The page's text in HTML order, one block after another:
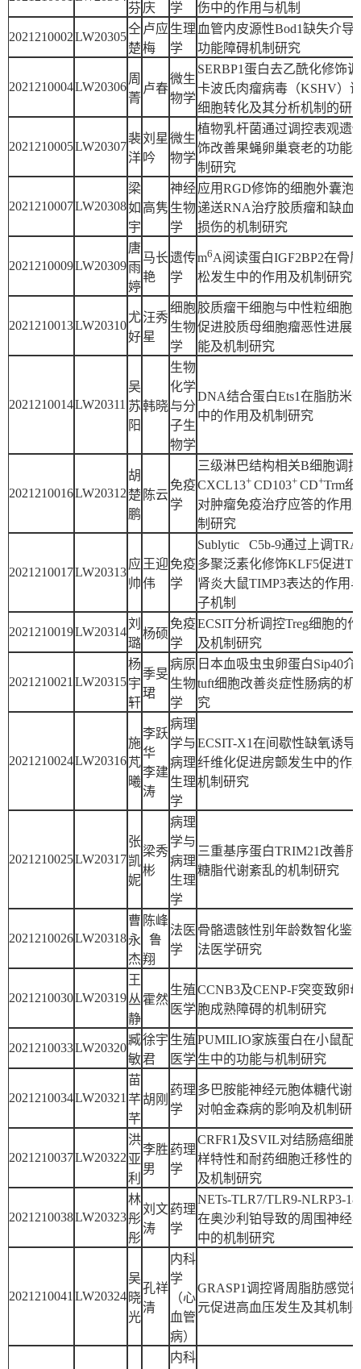
芬 庆 学 伤中的作用与机制
2021210002LW20305
仝
楚
卢应
梅
生理
学
血管内皮源性Bod1缺失介导
功能障碍机制研究
2021210004LW20306
周
菁
卢春
微生
物学
SERBP1蛋白去乙酰化修饰
卡波氏肉瘤病毒（KSHV）
细胞转化及其分析机制的研
2021210005LW20307
裴
洋
刘星
吟
微生
物学
植物乳杆菌通过调控表观遗
饰改善果蝇卵巢衰老的功能
制研究
2021210007LW20308
梁
如
宇
高隽
神经
生物
学
应用RGD修饰的细胞外囊泡
递送RNA治疗胶质瘤和缺血
损伤的机制研究
2021210009LW20309
唐
雨
婷
马长
艳
遗传
学
m6A阅读蛋白IGF2BP2在骨
松发生中的作用及机制研究
2021210013LW20310
尤
好
汪秀
星
细胞
生物
学
胶质瘤干细胞与中性粒细胞
促进胶质母细胞瘤恶性进展
能及机制研究
2021210014LW20311
吴
苏
阳
韩晓
生物
化学
与分
子生
物学
DNA结合蛋白Ets1在脂肪米
中的作用及机制研究
2021210016LW20312
胡
楚
鹏
陈云
免疫
学
三级淋巴结构相关B细胞调控
CXCL13+ CD103+ CD+Trm细
对肿瘤免疫治疗应答的作用
制研究
2021210017LW20313
应
帅
王迎
伟
免疫
学
Sublytic C5b-9通过上调
多聚泛素化修饰KLF5促进
肾炎大鼠TIMP3表达的作用
子机制
2021210019LW20314
刘
璐
杨硕
免疫
学
ECSIT分析调控Treg细胞的
及机制研究
2021210021 LW20315
杨
宇
轩
季旻
珺
病原
生物
学
日本血吸虫虫卵蛋白Sip40介
tuft细胞改善炎症性肠病的机
究
2021210024LW20316
施
芃
曦
李跃
华
李建
涛
病理
学与
病理
生理
学
ECSIT-X1在间歇性缺氧诱导
纤维化促进房颤发生中的作
机制研究
2021210025LW20317
张
凯
妮
梁秀
彬
病理
学与
病理
生理
学
三重基序蛋白TRIM21改善
糖脂代谢紊乱的机制研究
2021210026LW20318
曹
永
杰
陈峰
鲁
翔
法医
学
骨骼遗骸性别年龄数智化鉴
法医学研究
2021210030LW20319
王
丛
静
霍然
生殖
医学
CCNB3及CENP-F突变致卵
胞成熟障碍的机制研究
2021210033LW20320
臧
敏
徐宇
君
生殖
医学
PUMILIO家族蛋白在小鼠配
生中的功能与机制研究
2021210034LW20321
苗
芊
芊
胡刚
药理
学
多巴胺能神经元胞体糖代谢
对帕金森病的影响及机制研
2021210037LW20322
洪
亚
利
李胜
男
药理
学
CRFR1及SVIL对结肠癌细胞
样特性和耐药细胞迁移性的
及机制研究
2021210038LW20323
林
彤
彤
刘文
涛
药理
学
NETs-TLR7/TLR9-NLRP3-
在奥沙利铂导致的周围神经
中的机制研究
2021210041 LW20324
吴
晓
光
孔祥
清
内科
学
（心
血管
病）
GRASP1调控肾周脂肪感觉
元促进高血压发生及其机制
内科